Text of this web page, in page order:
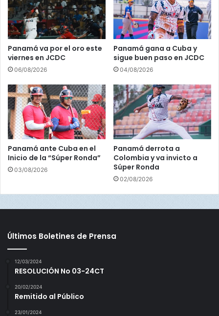
r
í
a
e
n
j
u
g
o
p
o
s
u
o
m
á
M
t
o
Panamá va por el oro este
viernes en JCDC
06/08/2026
Panamá gana a Cuba y
sigue buen paso en JCDC
04/08/2026
Panamá ante Cuba en el
Inicio de la “Súper Ronda”
03/08/2026
Panamá derrota a
Colombia y va invicto a
Súper Ronda
02/08/2026
Últimos Boletines de Prensa
12/03/2024
RESOLUCIÓN No 03-24CT
20/02/2024
Remitido al Público
23/01/2024